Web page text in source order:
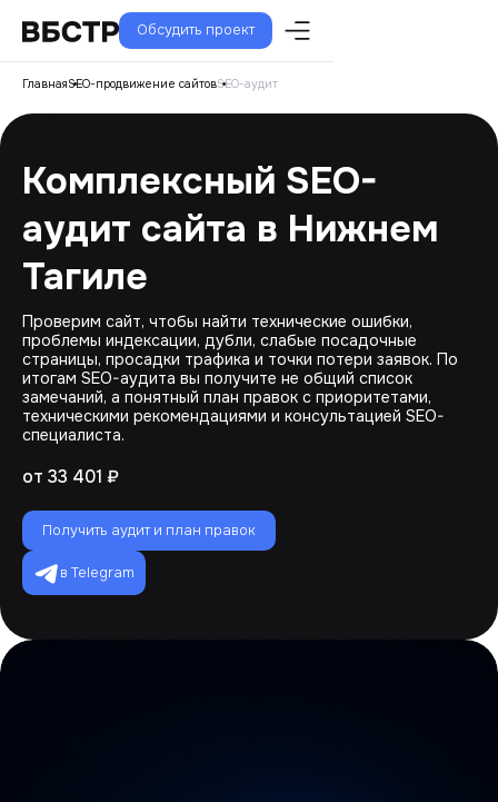
Обсудить проект
ГлавнаяSEO-продвижение сайтовSEO-аудит
Комплексный SEO-
аудит сайта в Нижнем
Тагиле
Проверим сайт, чтобы найти технические ошибки,
проблемы индексации, дубли, слабые посадочные
страницы, просадки трафика и точки потери заявок. По
итогам SEO-аудита вы получите не общий список
замечаний, а понятный план правок с приоритетами,
техническими рекомендациями и консультацией SEO-
специалиста.
от 33 401 ₽
Получить аудит и план правок
в Telegram